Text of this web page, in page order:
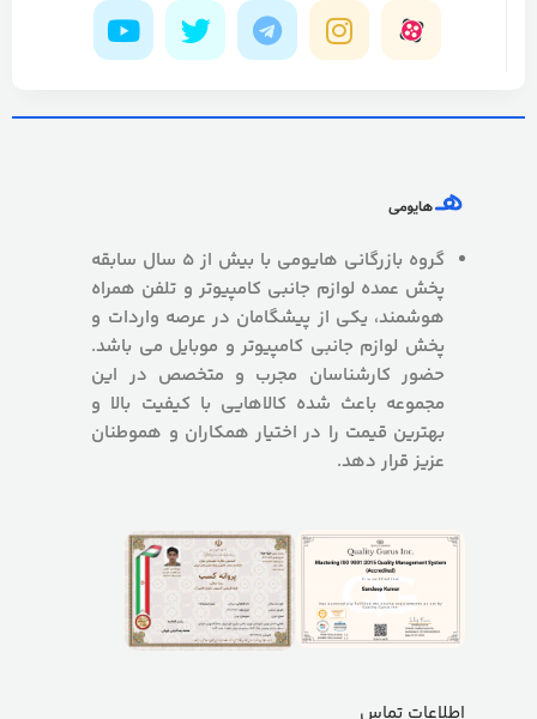
گروه بازرگانی هایومی با بیش از 5 سال سابقه
پخش عمده لوازم جانبی کامپیوتر و تلفن همراه
هوشمند، یکی از پیشگامان در عرصه واردات و
پخش لوازم جانبی کامپیوتر و موبایل می باشد.
حضور کارشناسان مجرب و متخصص در این
مجموعه باعث شده کالاهایی با کیفیت بالا و
بهترین قیمت را در اختیار همکاران و هموطنان
عزیز قرار دهد.